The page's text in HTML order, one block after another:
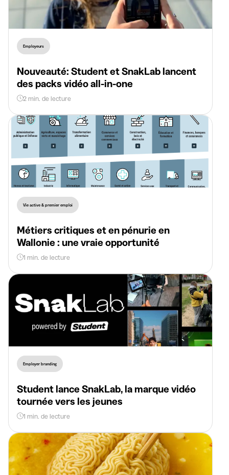
Employeurs
Nouveauté: Student et SnakLab lancent
des packs vidéo all-in-one
2 min. de lecture
Vie active & premier emploi
Métiers critiques et en pénurie en
Wallonie : une vraie opportunité
1 min. de lecture
Employer branding
Student lance SnakLab, la marque vidéo
tournée vers les jeunes
1 min. de lecture